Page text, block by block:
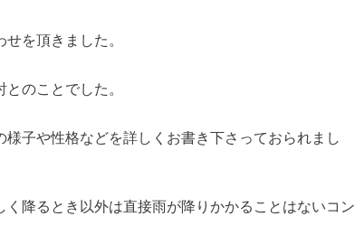
を頂きました。
のことでした。
子や性格などを詳しくお書き下さっておられまし
降るとき以外は直接雨が降りかかることはないコン